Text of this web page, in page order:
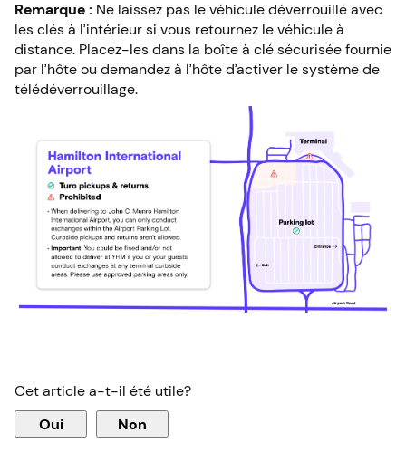
Remarque : Ne laissez pas le véhicule déverrouillé avec
les clés à l’intérieur si vous retournez le véhicule à
distance. Placez-les dans la boîte à clé sécurisée fournie
par l’hôte ou demandez à l’hôte d’activer le système de
télédéverrouillage.
Cet article a-t-il été utile?
Oui Non